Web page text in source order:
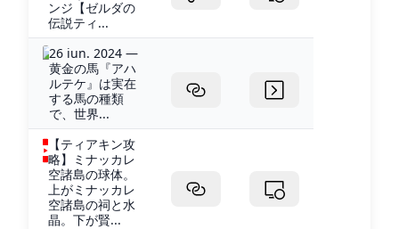
ンジ【ゼルダの
伝説ティ...
26 iun. 2024 —
黄金の馬『アハ
ルテケ』は実在
する馬の種類
で、世界...
【ティアキン攻
略】ミナッカレ
空諸島の球体。
上がミナッカレ
空諸島の祠と水
晶。下が賢...